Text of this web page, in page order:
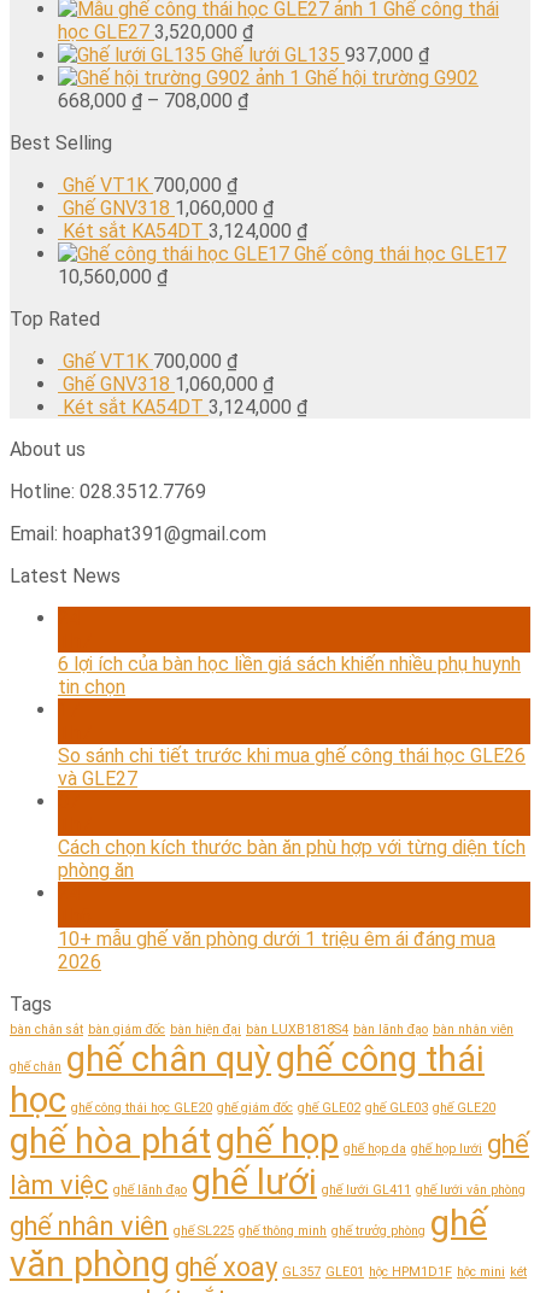
Ghế công thái
học GLE27 3,520,000 ₫
Ghế lưới GL135 937,000 ₫
Ghế hội trường G902
668,000 ₫ – 708,000 ₫
Best Selling
Ghế VT1K 700,000 ₫
Ghế GNV318 1,060,000 ₫
Két sắt KA54DT 3,124,000 ₫
Ghế công thái học GLE17
10,560,000 ₫
Top Rated
Ghế VT1K 700,000 ₫
Ghế GNV318 1,060,000 ₫
Két sắt KA54DT 3,124,000 ₫
About us
Hotline: 028.3512.7769
Email: hoaphat391@gmail.com
Latest News
6 lợi ích của bàn học liền giá sách khiến nhiều phụ huynh
tin chọn
So sánh chi tiết trước khi mua ghế công thái học GLE26
và GLE27
Cách chọn kích thước bàn ăn phù hợp với từng diện tích
phòng ăn
10+ mẫu ghế văn phòng dưới 1 triệu êm ái đáng mua
2026
Tags
bàn chân sắt bàn giám đốc bàn hiện đại bàn LUXB1818S4 bàn lãnh đạo bàn nhân viên
ghế chân ghế chân quỳghế công thái
học ghế công thái học GLE20 ghế giám đốc ghế GLE02 ghế GLE03 ghế GLE20
ghế hòa phátghế họp ghế họp da ghế họp lưới ghế
làm việc ghế lãnh đạo ghế lưới ghế lưới GL411 ghế lưới văn phòng
ghế nhân viên ghế SL225 ghế thông minh ghế trưởg phòng ghế
văn phòng ghế xoay GL357 GLE01 hộc HPM1D1F hộc mini két